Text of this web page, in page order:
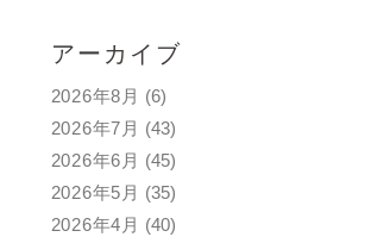
アーカイブ
2026年8月 (6)
2026年7月 (43)
2026年6月 (45)
2026年5月 (35)
2026年4月 (40)